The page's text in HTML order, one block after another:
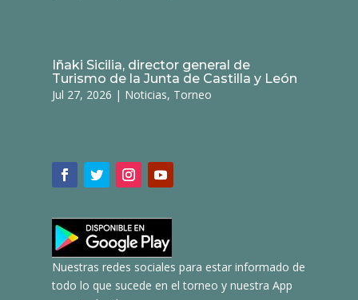
Iñaki Sicilia, director general de
Turismo de la Junta de Castilla y León
Jul 27, 2026 | Noticias, Torneo
Nuestras redes sociales para estar informado de
todo lo que sucede en el torneo y nuestra App